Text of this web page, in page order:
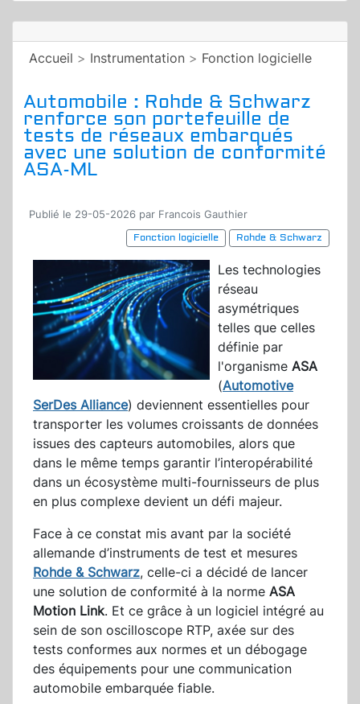
Accueil > Instrumentation > Fonction logicielle
Automobile : Rohde & Schwarz
renforce son portefeuille de
tests de réseaux embarqués
avec une solution de conformité
ASA-ML
Publié le 29-05-2026 par Francois Gauthier
Fonction logicielle
Rohde & Schwarz
Les technologies
réseau
asymétriques
telles que celles
définie par
l'organisme ASA
(Automotive
SerDes Alliance) deviennent essentielles pour
transporter les volumes croissants de données
issues des capteurs automobiles, alors que
dans le même temps garantir l’interopérabilité
dans un écosystème multi-fournisseurs de plus
en plus complexe devient un défi majeur.
Face à ce constat mis avant par la société
allemande d’instruments de test et mesures
Rohde & Schwarz, celle-ci a décidé de lancer
une solution de conformité à la norme ASA
Motion Link. Et ce grâce à un logiciel intégré au
sein de son oscilloscope RTP, axée sur des
tests conformes aux normes et un débogage
des équipements pour une communication
automobile embarquée fiable.